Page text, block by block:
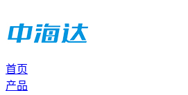
首页
产品